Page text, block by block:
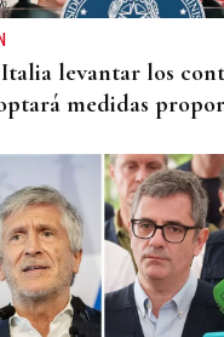
Italia levantar los
medidas